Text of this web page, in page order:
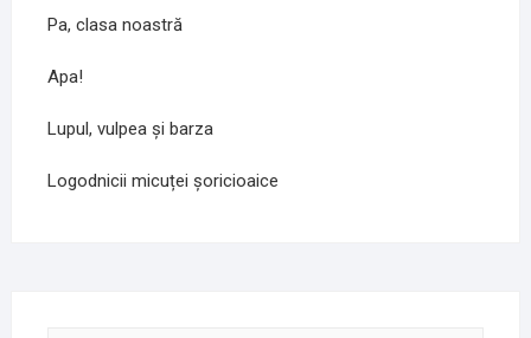
Pa, clasa noastră
Apa!
Lupul, vulpea și barza
Logodnicii micuței șoricioaice